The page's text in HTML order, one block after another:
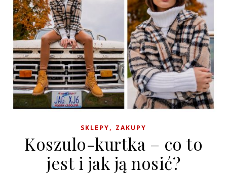
SKLEPY, ZAKUPY
Koszulo-kurtka – co to
jest i jak ją nosić?